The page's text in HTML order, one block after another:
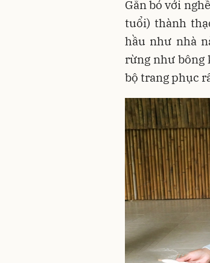
Gắn bó với
tuổi) thành
hầu như nhà
rừng như bông
bộ trang phục